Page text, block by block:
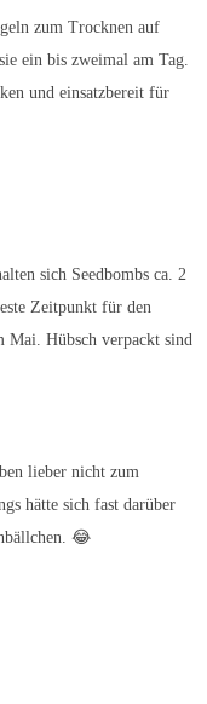
zum Trocknen auf
ein bis zweimal am Tag.
und einsatzbereit für
sich Seedbombs ca. 2
Zeitpunkt für den
Mai. Hübsch verpackt sind
lieber nicht zum
hätte sich fast darüber
😂